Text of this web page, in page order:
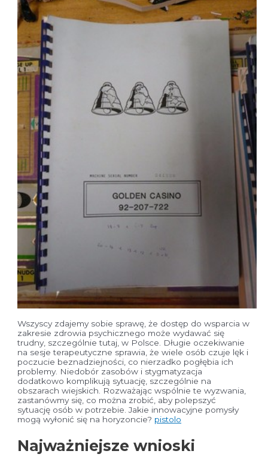
Wszyscy zdajemy sobie sprawę, że dostęp do wsparcia w
zakresie zdrowia psychicznego może wydawać się
trudny, szczególnie tutaj, w Polsce. Długie oczekiwanie
na sesje terapeutyczne sprawia, że wiele osób czuje lęk i
poczucie beznadziejności, co nierzadko pogłębia ich
problemy. Niedobór zasobów i stygmatyzacja
dodatkowo komplikują sytuację, szczególnie na
obszarach wiejskich. Rozważając wspólnie te wyzwania,
zastanówmy się, co można zrobić, aby polepszyć
sytuację osób w potrzebie. Jakie innowacyjne pomysły
mogą wyłonić się na horyzoncie? pistolo
Najważniejsze wnioski